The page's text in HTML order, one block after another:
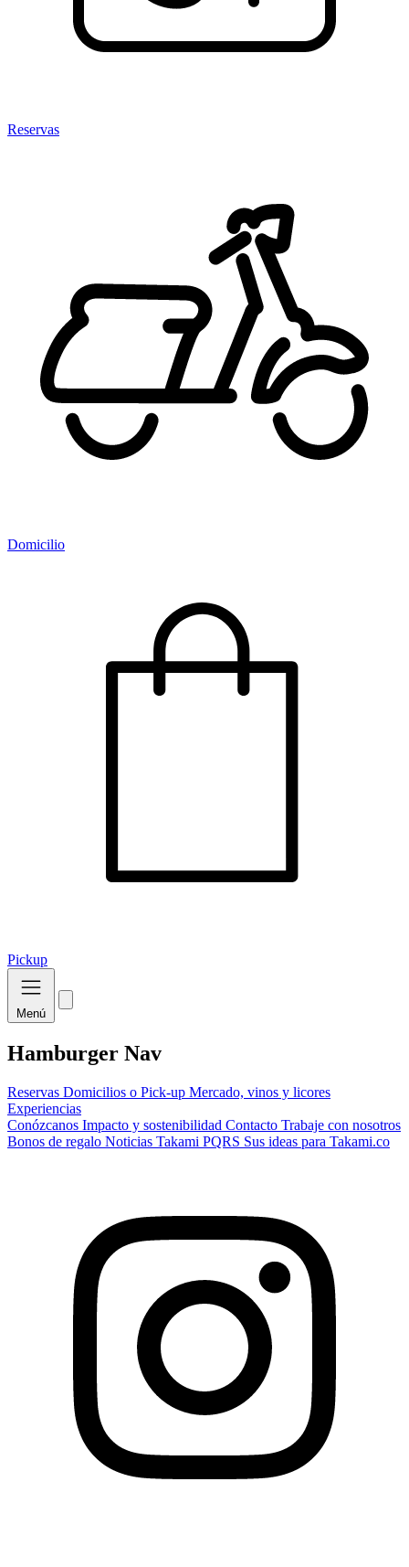
Reservas
Domicilio
Pickup
Menú
Hamburger Nav
Reservas Domicilios o Pick-up Mercado, vinos y licores
Experiencias
Conózcanos Impacto y sostenibilidad Contacto Trabaje con nosotros
Bonos de regalo Noticias Takami PQRS Sus ideas para Takami.co